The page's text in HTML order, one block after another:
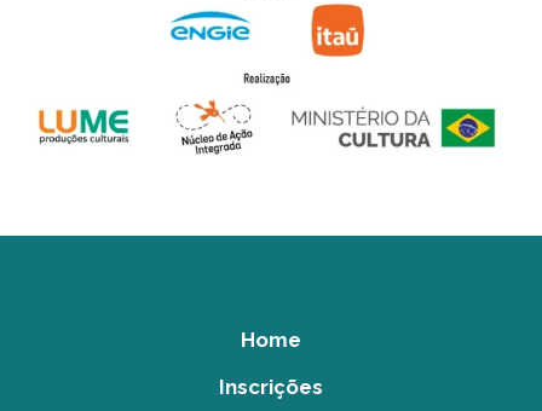
Home
Inscrições